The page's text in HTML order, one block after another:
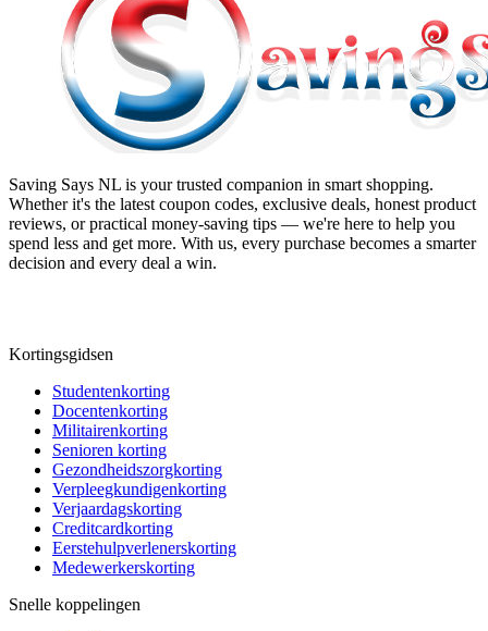
Saving Says NL is your trusted companion in smart shopping.
Whether it's the latest coupon codes, exclusive deals, honest product
reviews, or practical money-saving tips — we're here to help you
spend less and get more. With us, every purchase becomes a smarter
decision and every deal a win.
Kortingsgidsen
Studentenkorting
Docentenkorting
Militairenkorting
Senioren korting
Gezondheidszorgkorting
Verpleegkundigenkorting
Verjaardagskorting
Creditcardkorting
Eerstehulpverlenerskorting
Medewerkerskorting
Snelle koppelingen